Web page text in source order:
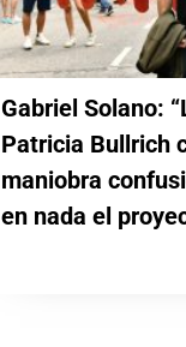
Gabriel Solano:
Patricia Bullrich
maniobra
en nada el